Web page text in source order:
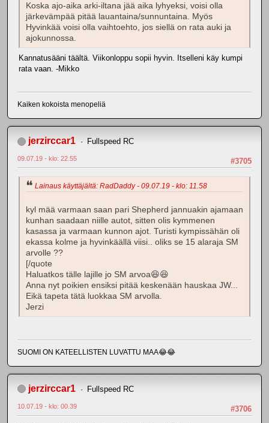
Koska ajo-aika arki-iltana jää aika lyhyeksi, voisi olla
järkevämpää pitää lauantaina/sunnuntaina. Myös
Hyvinkää voisi olla vaihtoehto, jos siellä on rata auki ja
ajokunnossa.
Kannatusääni täältä. Viikonloppu sopii hyvin. Itselleni käy kumpi
rata vaan. -Mikko
Kaiken kokoista menopeliä
jerzirccar1 Fullspeed RC
#3705
09.07.19 - klo: 22.55
Lainaus käyttäjältä: RadDaddy - 09.07.19 - klo: 11.58
kyl mää varmaan saan pari Shepherd jannuakin ajamaan
kunhan saadaan niille autot, sitten olis kymmenen
kasassa ja varmaan kunnon ajot. Turisti kympissähän oli
ekassa kolme ja hyvinkäällä viisi.. oliks se 15 alaraja SM
arvolle ??
[/quote
Haluatkos tälle lajille jo SM arvoa😆😆
Anna nyt poikien ensiksi pitää keskenään hauskaa JW...
Eikä tapeta tätä luokkaa SM arvolla.
Jerzi
SUOMI ON KATEELLISTEN LUVATTU MAA😂😂
jerzirccar1 Fullspeed RC
#3706
10.07.19 - klo: 00.39